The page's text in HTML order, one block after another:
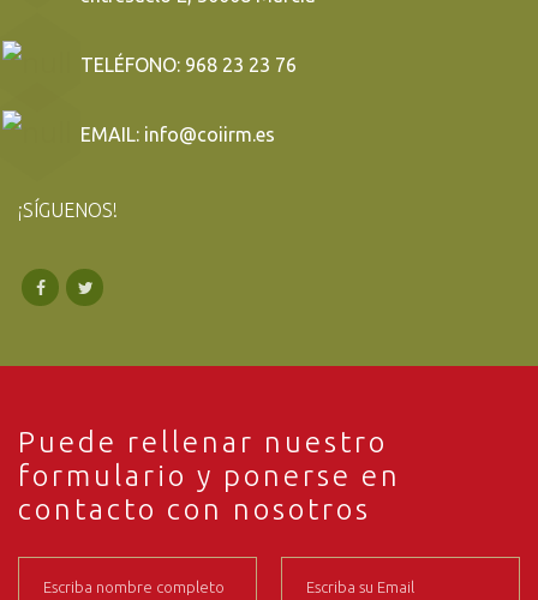
TELÉFONO: 968 23 23 76
EMAIL: info@coiirm.es
¡SÍGUENOS!
Puede rellenar nuestro
formulario y ponerse en
contacto con nosotros